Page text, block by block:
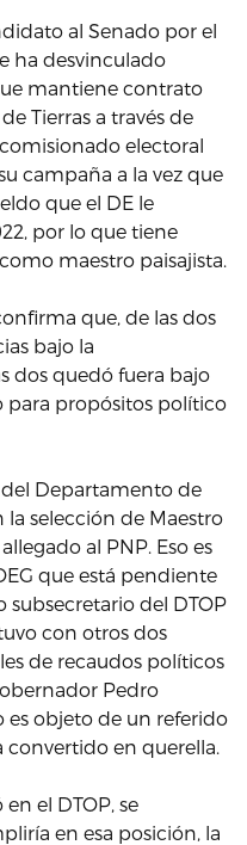
al Senado por el
ha desvinculado
mantiene contrato
Tierras a través de
electoral
campaña a la vez que
que el DE le
por lo que tiene
maestro paisajista.
que, de las dos
bajo la
dos quedó fuera bajo
para propósitos político
Departamento de
selección de Maestro
al PNP. Eso es
que está pendiente
del DTOP
con otros dos
de recaudos políticos
Pedro
es objeto de un referido
convertido en querella.
el DTOP, se
en esa posición, la